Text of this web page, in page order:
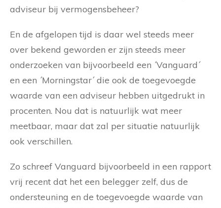
adviseur bij vermogensbeheer?
En de afgelopen tijd is daar wel steeds meer
over bekend geworden er zijn steeds meer
onderzoeken van bijvoorbeeld een ´Vanguard´
en een ´Morningstar´ die ook de toegevoegde
waarde van een adviseur hebben uitgedrukt in
procenten. Nou dat is natuurlijk wat meer
meetbaar, maar dat zal per situatie natuurlijk
ook verschillen.
Zo schreef Vanguard bijvoorbeeld in een rapport
vrij recent dat het een belegger zelf, dus de
ondersteuning en de toegevoegde waarde van